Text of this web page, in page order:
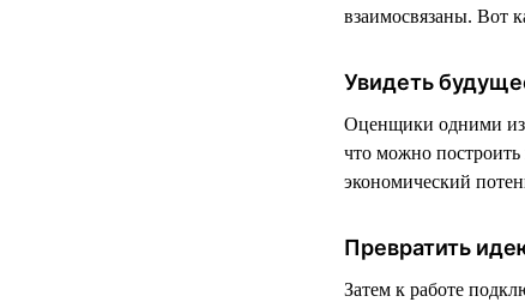
взаимосвязаны. Вот
Увидеть
Оценщики одними из
что можно построить
экономический
Превратить
Затем к работе